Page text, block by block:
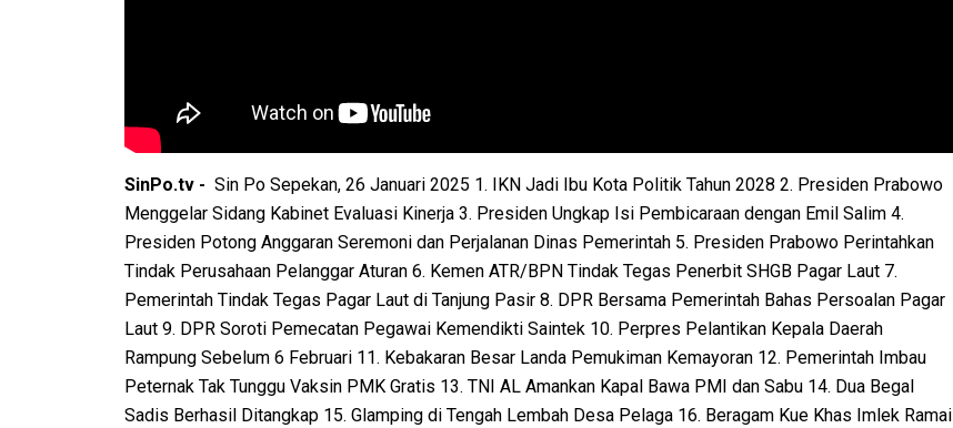
SinPo.tv - Sin Po Sepekan, 26 Januari 2025 1. IKN Jadi Ibu Kota Politik Tahun 2028 2. Presiden Prabowo
Menggelar Sidang Kabinet Evaluasi Kinerja 3. Presiden Ungkap Isi Pembicaraan dengan Emil Salim 4.
Presiden Potong Anggaran Seremoni dan Perjalanan Dinas Pemerintah 5. Presiden Prabowo Perintahkan
Tindak Perusahaan Pelanggar Aturan 6. Kemen ATR/BPN Tindak Tegas Penerbit SHGB Pagar Laut 7.
Pemerintah Tindak Tegas Pagar Laut di Tanjung Pasir 8. DPR Bersama Pemerintah Bahas Persoalan Pagar
Laut 9. DPR Soroti Pemecatan Pegawai Kemendikti Saintek 10. Perpres Pelantikan Kepala Daerah
Rampung Sebelum 6 Februari 11. Kebakaran Besar Landa Pemukiman Kemayoran 12. Pemerintah Imbau
Peternak Tak Tunggu Vaksin PMK Gratis 13. TNI AL Amankan Kapal Bawa PMI dan Sabu 14. Dua Begal
Sadis Berhasil Ditangkap 15. Glamping di Tengah Lembah Desa Pelaga 16. Beragam Kue Khas Imlek Ramai